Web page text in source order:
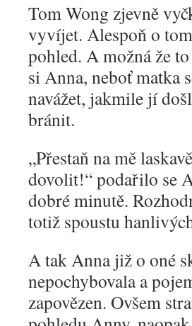
Tom Wong zjevně
vyvíjet. Alespoň o
pohled. A možná že
si Anna, neboť matka
navážet, jakmile jí
bránit.
„Přestaň na mě
dovolit!“ podařilo se
dobré minutě.
totiž spoustu
A tak Anna již o oné
nepochybovala a
zapovězen. Ovšem